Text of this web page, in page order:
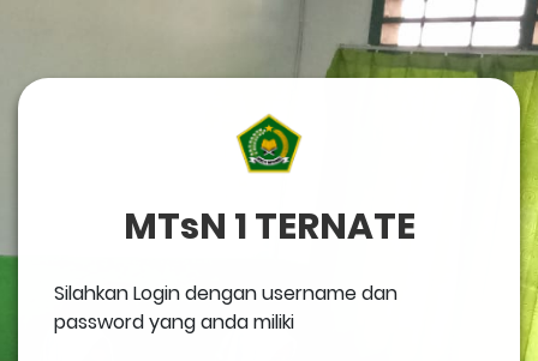
MTsN 1 TERNATE
Silahkan Login dengan username dan
password yang anda miliki